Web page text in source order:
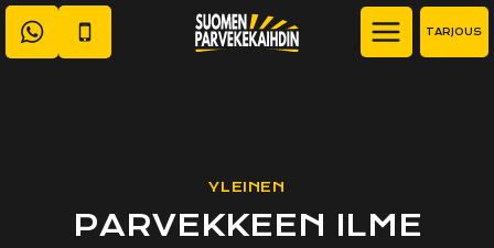
Siirry
sisältöön
TARJOUS
YLEINEN
PARVEKKEEN ILME